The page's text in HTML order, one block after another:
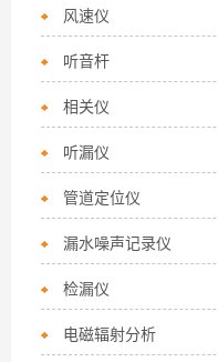
风速仪
听音杆
相关仪
听漏仪
管道定位仪
漏水噪声记录仪
检漏仪
电磁辐射分析